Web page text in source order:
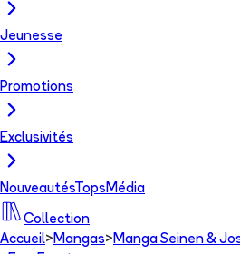
Jeunesse
Promotions
Exclusivités
NouveautésTops Média
Collection
Accueil> Mangas> Manga Seinen &